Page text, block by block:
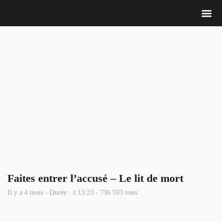
Faites entrer l’accusé – Le lit de mort
Il y a 4 mois - Durée : 1:13:23 - 736 593 vues